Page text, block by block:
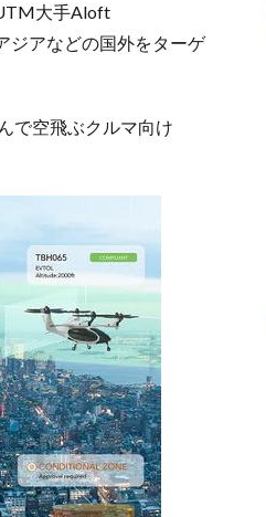
大手Aloft
ジアなどの国外をターゲ
で空飛ぶクルマ向け